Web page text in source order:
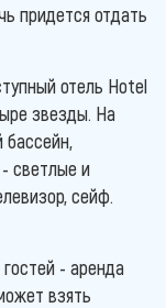
придется отдать
отель Hotel
звезды. На
бассейн,
светлые и
сейф.
- аренда
взять